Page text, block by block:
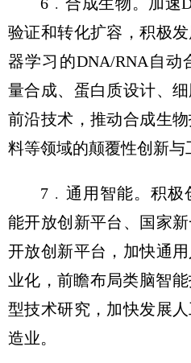
验证和转化扩容，积极
器学习的DNA/RNA自
量合成、蛋白质设计、
前沿技术，推动合成生
料等领域的颠覆性创新与
7﹒通用智能。积极
能开放创新平台、国家
开放创新平台，加快通
业化，前瞻布局类脑智
型技术研究，加快发展
造业。